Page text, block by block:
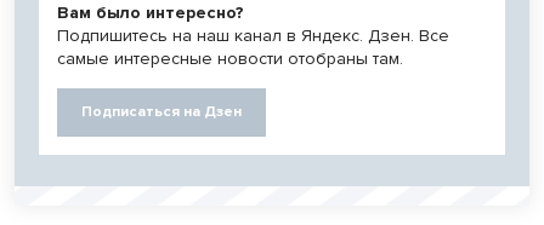
Вам было интересно?
Подпишитесь на наш канал в Яндекс. Дзен. Все
самые интересные новости отобраны там.
Подписаться на Дзен